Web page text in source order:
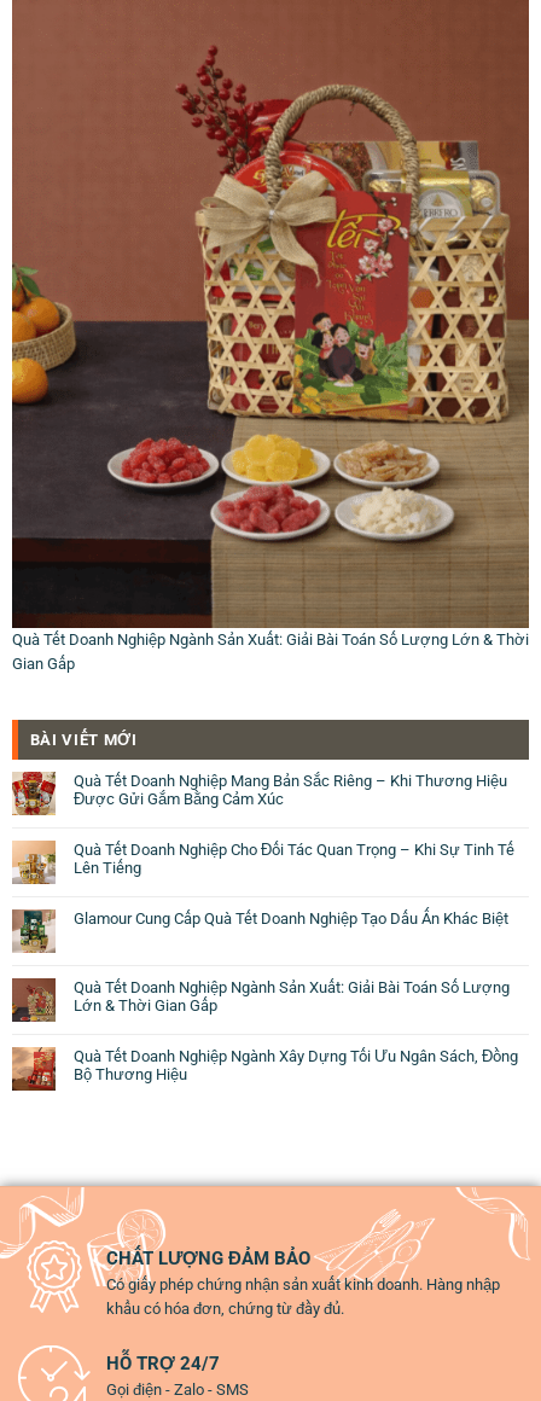
Quà Tết Doanh Nghiệp Ngành Sản Xuất: Giải Bài Toán Số Lượng Lớn & Thời
Gian Gấp
BÀI VIẾT MỚI
Quà Tết Doanh Nghiệp Mang Bản Sắc Riêng – Khi Thương Hiệu
Được Gửi Gắm Bằng Cảm Xúc
Quà Tết Doanh Nghiệp Cho Đối Tác Quan Trọng – Khi Sự Tinh Tế
Lên Tiếng
Glamour Cung Cấp Quà Tết Doanh Nghiệp Tạo Dấu Ấn Khác Biệt
Quà Tết Doanh Nghiệp Ngành Sản Xuất: Giải Bài Toán Số Lượng
Lớn & Thời Gian Gấp
Quà Tết Doanh Nghiệp Ngành Xây Dựng Tối Ưu Ngân Sách, Đồng
Bộ Thương Hiệu
CHẤT LƯỢNG ĐẢM BẢO
Có giấy phép chứng nhận sản xuất kinh doanh. Hàng nhập
khẩu có hóa đơn, chứng từ đầy đủ.
HỖ TRỢ 24/7
Gọi điện - Zalo - SMS